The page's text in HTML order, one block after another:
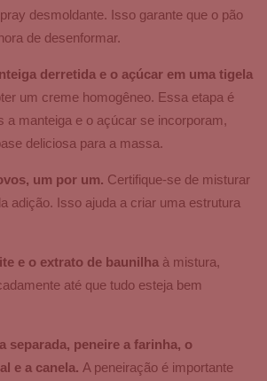
desmoldante. Isso garante que o pão
de desenformar.
derretida e o açúcar em uma tigela
um creme homogêneo. Essa etapa é
a manteiga e o açúcar se incorporam,
deliciosa para a massa.
um por um. Certifique-se de misturar
adição. Isso ajuda a criar uma estrutura
e o extrato de baunilha à mistura,
até que tudo esteja bem
separada, peneire a farinha, o
e a canela. A peneiração é importante